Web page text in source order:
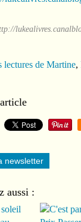
lectures de Martine,
newsletter
aussi :